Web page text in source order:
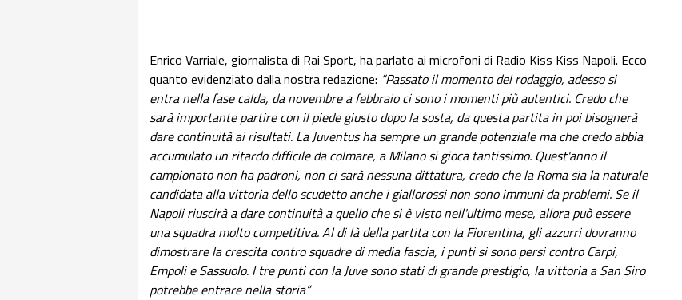
Enrico Varriale, giornalista di Rai Sport, ha parlato ai microfoni di Radio Kiss Kiss Napoli. Ecco
quanto evidenziato dalla nostra redazione: “Passato il momento del rodaggio, adesso si
entra nella fase calda, da novembre a febbraio ci sono i momenti più autentici. Credo che
sarà importante partire con il piede giusto dopo la sosta, da questa partita in poi bisognerà
dare continuità ai risultati. La Juventus ha sempre un grande potenziale ma che credo abbia
accumulato un ritardo difficile da colmare, a Milano si gioca tantissimo. Quest'anno il
campionato non ha padroni, non ci sarà nessuna dittatura, credo che la Roma sia la naturale
candidata alla vittoria dello scudetto anche i giallorossi non sono immuni da problemi. Se il
Napoli riuscirà a dare continuità a quello che si è visto nell'ultimo mese, allora può essere
una squadra molto competitiva. Al di là della partita con la Fiorentina, gli azzurri dovranno
dimostrare la crescita contro squadre di media fascia, i punti si sono persi contro Carpi,
Empoli e Sassuolo. I tre punti con la Juve sono stati di grande prestigio, la vittoria a San Siro
potrebbe entrare nella storia”